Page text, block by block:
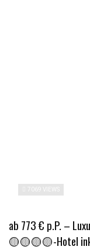
7069 VIEWS
ab 773 € p.P. –
🟡🟡🟡🟡-Hotel